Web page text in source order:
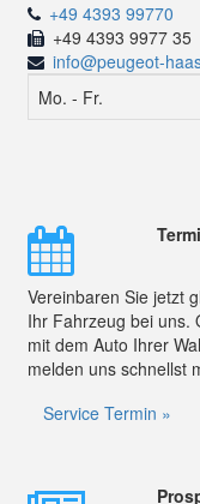
+49 4393 99770
+49 4393 9977 35
info@peugeot-
Mo. - Fr.
Vereinbaren Sie jetzt
Ihr Fahrzeug bei uns.
mit dem Auto Ihrer
melden uns schnellst
Service Termin »